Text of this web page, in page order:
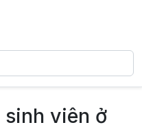
sinh viên ở